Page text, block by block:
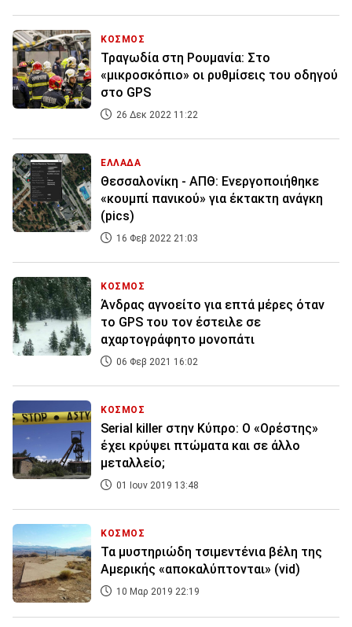
ΚΟΣΜΟΣ
Τραγωδία στη Ρουμανία: Στο
«μικροσκόπιο» οι ρυθμίσεις του οδηγού
στο GPS
26 Δεκ 2022 11:22
ΕΛΛΑΔΑ
Θεσσαλονίκη - ΑΠΘ: Ενεργοποιήθηκε
«κουμπί πανικού» για έκτακτη ανάγκη
(pics)
16 Φεβ 2022 21:03
ΚΟΣΜΟΣ
Άνδρας αγνοείτο για επτά μέρες όταν
το GPS του τον έστειλε σε
αχαρτογράφητο μονοπάτι
06 Φεβ 2021 16:02
ΚΟΣΜΟΣ
Serial killer στην Κύπρο: Ο «Ορέστης»
έχει κρύψει πτώματα και σε άλλο
μεταλλείο;
01 Ιουν 2019 13:48
ΚΟΣΜΟΣ
Τα μυστηριώδη τσιμεντένια βέλη της
Αμερικής «αποκαλύπτονται» (vid)
10 Μαρ 2019 22:19